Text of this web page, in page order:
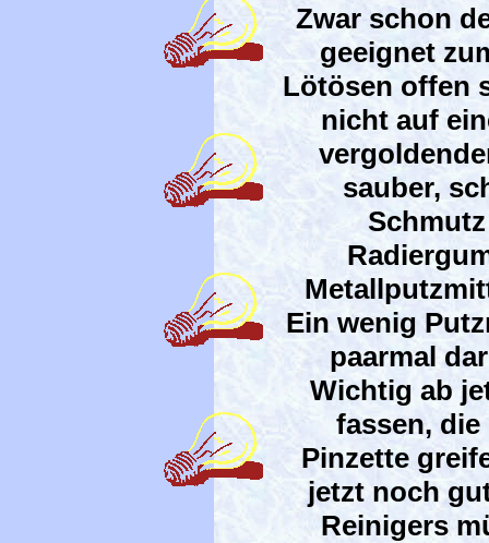
Zwar schon
geeignet
Lötösen offen
nicht auf
sauber,
Ein wenig
paarmal
Wichtig ab
fassen,
Pinzette
jetzt noch
Reinigers